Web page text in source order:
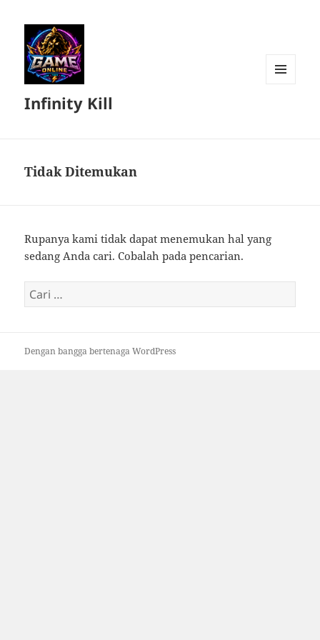
Infinity Kill
Tidak Ditemukan
Rupanya kami tidak dapat menemukan hal yang
sedang Anda cari. Cobalah pada pencarian.
Cari
untuk:
Dengan bangga bertenaga WordPress